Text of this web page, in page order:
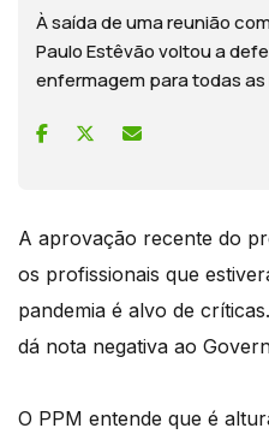
À saída de uma reunião
Paulo Estêvão voltou a
enfermagem para todas
A aprovação recente do
os profissionais que
pandemia é alvo de
dá nota negativa ao
O PPM entende que é